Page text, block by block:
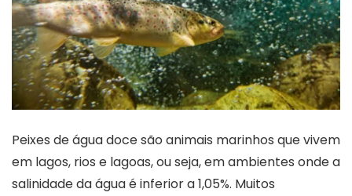
Peixes de água doce são animais marinhos que vivem
em lagos, rios e lagoas, ou seja, em ambientes onde a
salinidade da água é inferior a 1,05%. Muitos